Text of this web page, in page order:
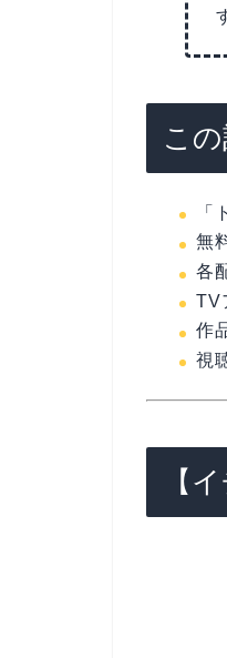
こ
「
無
各
TV
作
視
【